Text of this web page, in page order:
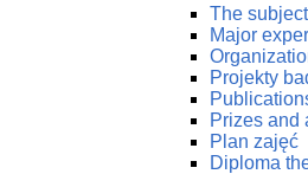
The
Major
Projekty
Prizes and
Plan zajęć
Diploma